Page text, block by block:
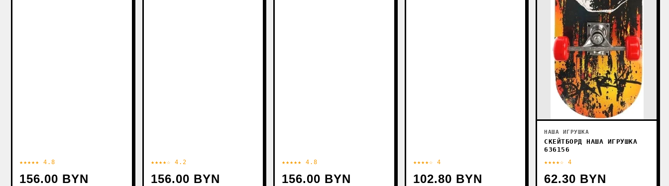
★★★★★ 4.8
156.00 BYN
★★★★☆ 4.2
156.00 BYN
★★★★★ 4.8
156.00 BYN
★★★★☆ 4
102.80 BYN
НАША ИГРУШКА
СКЕЙТБОРД НАША ИГРУШКА
636156
★★★★☆ 4
62.30 BYN